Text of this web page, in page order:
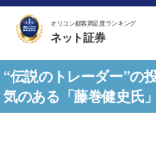
オリコン顧客満足度ランキング
ネット証券
“伝説のトレーダー”
気のある「藤巻健史氏